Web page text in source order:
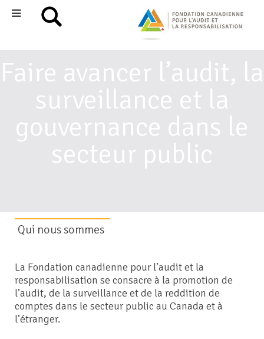
Faire avancer l’audit, la
surveillance et la
gouvernance dans le
secteur public
Qui nous sommes
La Fondation canadienne pour l’audit et la
responsabilisation se consacre à la promotion de
l’audit, de la surveillance et de la reddition de
comptes dans le secteur public au Canada et à
l’étranger.